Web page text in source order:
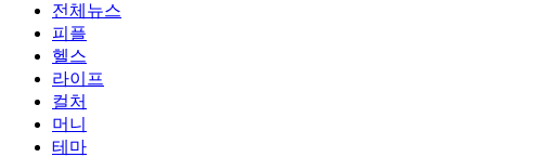
전체뉴스
피플
헬스
라이프
컬처
머니
테마